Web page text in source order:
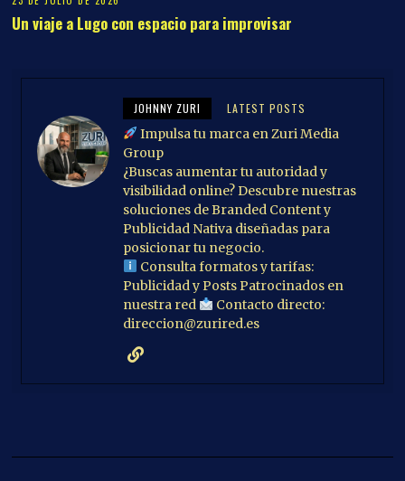
Un viaje a Lugo con espacio para improvisar
JOHNNY ZURI LATEST POSTS
Impulsa tu marca en Zuri Media
Group
¿Buscas aumentar tu autoridad y
visibilidad online? Descubre nuestras
soluciones de Branded Content y
Publicidad Nativa diseñadas para
posicionar tu negocio.
Consulta formatos y tarifas:
Publicidad y Posts Patrocinados en
nuestra red
Contacto directo:
direccion@zurired.es